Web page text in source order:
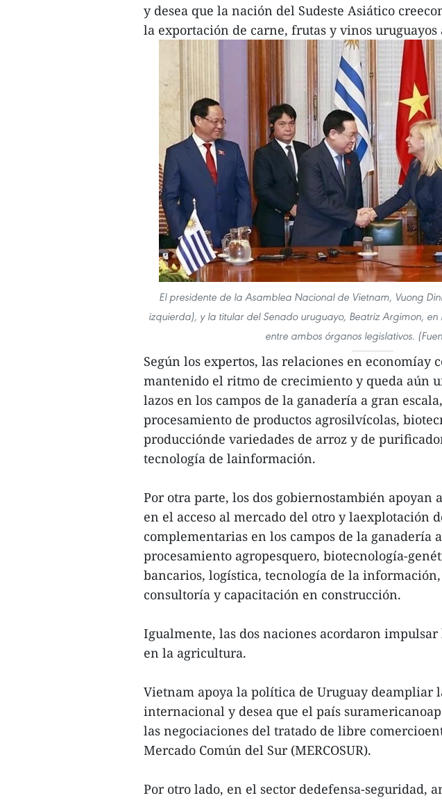
y desea que la nación del Sudeste Asiático
la exportación de carne, frutas y vinos
El presidente de la Asamblea Nacional de Vietnam, Vuong
izquierda), y la titular del Senado uruguayo, Beatriz Argimon,
entre ambos órganos legislativos.
Según los expertos, las relaciones en economíay
mantenido el ritmo de crecimiento y queda aún
lazos en los campos de la ganadería a gran
procesamiento de productos agrosilvícolas,
producciónde variedades de arroz y de
tecnología de lainformación.
Por otra parte, los dos gobiernostambién apoyan
en el acceso al mercado del otro y laexplotación
complementarias en los campos de la ganadería
procesamiento agropesquero, biotecnología-
bancarios, logística, tecnología de la
consultoría y capacitación en construcción.
Igualmente, las dos naciones acordaron
en la agricultura.
Vietnam apoya la política de Uruguay deampliar
internacional y desea que el país
las negociaciones del tratado de libre
Mercado Común del Sur (MERCOSUR).
Por otro lado, en el sector dedefensa-seguridad,